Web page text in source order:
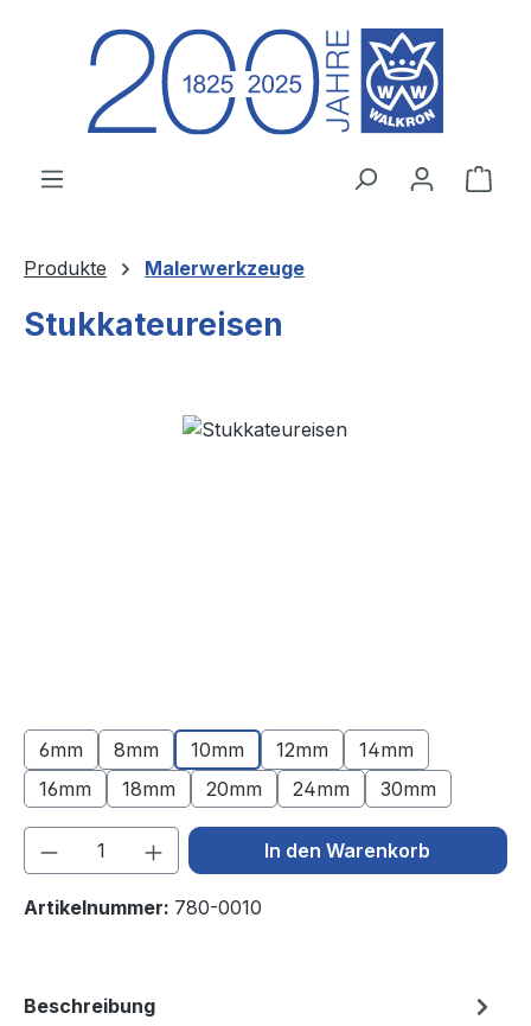
Zum Hauptinhalt springen
Produkte Malerwerkzeuge
Stukkateureisen
Bildergalerie überspringen
6mm 8mm 10mm 12mm
14mm
16mm
18mm 20mm 24mm 30mm
Produkt Anzahl: Gib denIn den Warenkorb
Artikelnummer: 780-0010
Beschreibung